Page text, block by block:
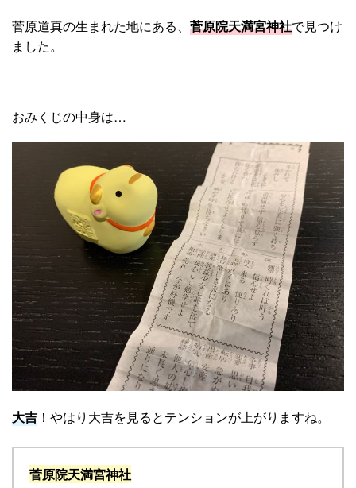
菅原道真の生まれた地にある、 菅原院天満宮神社で見つけ
ました。
おみくじの中身は…
大吉 ！やはり大吉を見るとテンションが上がりますね。
菅原院天満宮神社